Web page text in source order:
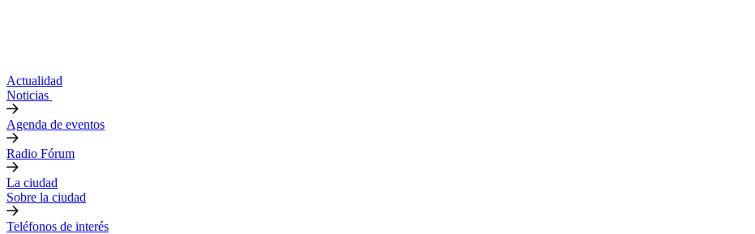
Actualidad
Noticias
Agenda de eventos
Radio Fórum
La ciudad
Sobre la ciudad
Teléfonos de interés